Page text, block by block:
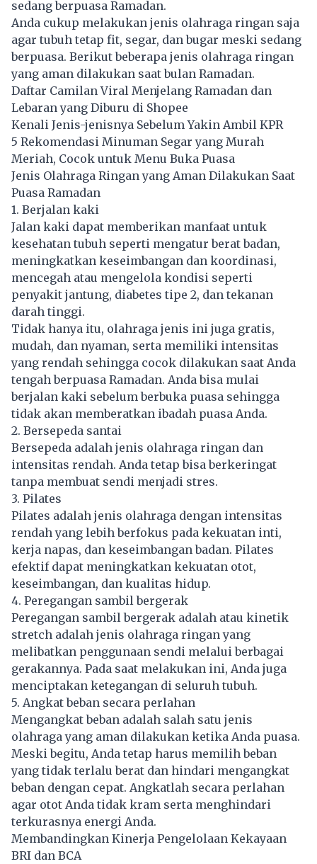
sedang berpuasa Ramadan.
Anda cukup melakukan jenis olahraga ringan saja
agar tubuh tetap fit, segar, dan bugar meski sedang
berpuasa. Berikut beberapa jenis olahraga ringan
yang aman dilakukan saat bulan Ramadan.
Daftar Camilan Viral Menjelang Ramadan dan
Lebaran yang Diburu di Shopee
Kenali Jenis-jenisnya Sebelum Yakin Ambil KPR
5 Rekomendasi Minuman Segar yang Murah
Meriah, Cocok untuk Menu Buka Puasa
Jenis Olahraga Ringan yang Aman Dilakukan Saat
Puasa Ramadan
1. Berjalan kaki
Jalan kaki dapat memberikan manfaat untuk
kesehatan tubuh seperti mengatur berat badan,
meningkatkan keseimbangan dan koordinasi,
mencegah atau mengelola kondisi seperti
penyakit jantung, diabetes tipe 2, dan tekanan
darah tinggi.
Tidak hanya itu, olahraga jenis ini juga gratis,
mudah, dan nyaman, serta memiliki intensitas
yang rendah sehingga cocok dilakukan saat Anda
tengah berpuasa Ramadan. Anda bisa mulai
berjalan kaki sebelum berbuka puasa sehingga
tidak akan memberatkan ibadah puasa Anda.
2. Bersepeda santai
Bersepeda adalah jenis olahraga ringan dan
intensitas rendah. Anda tetap bisa berkeringat
tanpa membuat sendi menjadi stres.
3. Pilates
Pilates adalah jenis olahraga dengan intensitas
rendah yang lebih berfokus pada kekuatan inti,
kerja napas, dan keseimbangan badan. Pilates
efektif dapat meningkatkan kekuatan otot,
keseimbangan, dan kualitas hidup.
4. Peregangan sambil bergerak
Peregangan sambil bergerak adalah atau kinetik
stretch adalah jenis olahraga ringan yang
melibatkan penggunaan sendi melalui berbagai
gerakannya. Pada saat melakukan ini, Anda juga
menciptakan ketegangan di seluruh tubuh.
5. Angkat beban secara perlahan
Mengangkat beban adalah salah satu jenis
olahraga yang aman dilakukan ketika Anda puasa.
Meski begitu, Anda tetap harus memilih beban
yang tidak terlalu berat dan hindari mengangkat
beban dengan cepat. Angkatlah secara perlahan
agar otot Anda tidak kram serta menghindari
terkurasnya energi Anda.
Membandingkan Kinerja Pengelolaan Kekayaan
BRI dan BCA